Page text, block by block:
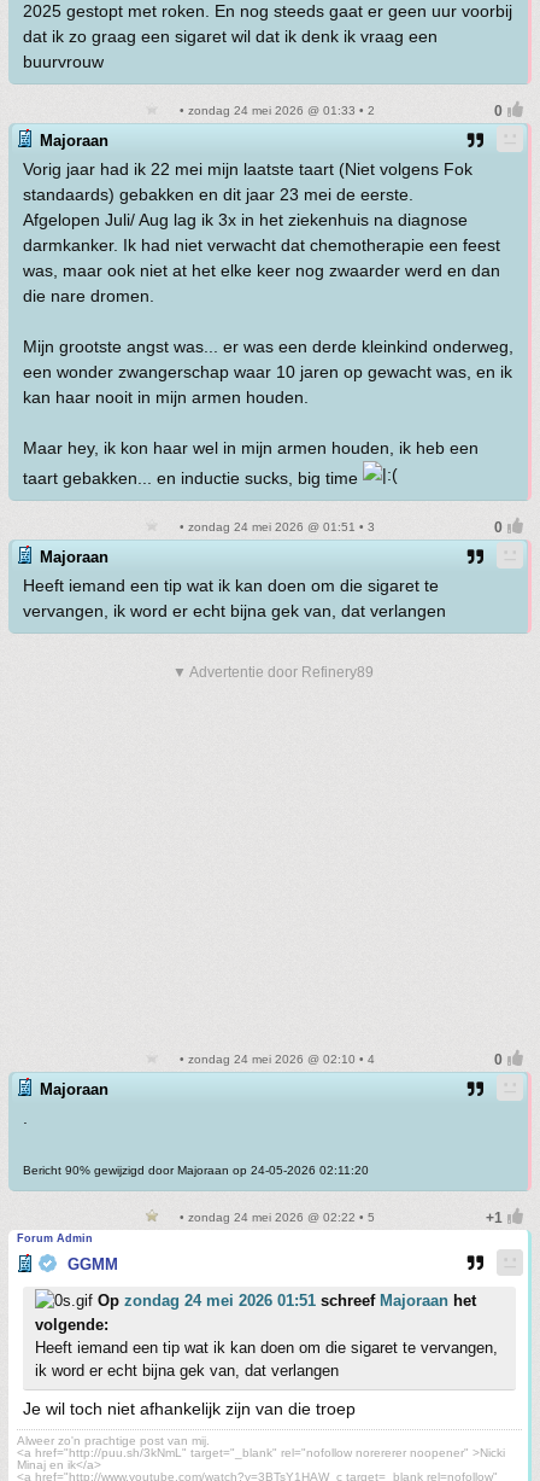
2025 gestopt met roken. En nog steeds gaat er geen uur voorbij
dat ik zo graag een sigaret wil dat ik denk ik vraag een
buurvrouw
• zondag 24 mei 2026 @ 01:33 • 2
Majoraan
Vorig jaar had ik 22 mei mijn laatste taart (Niet volgens Fok
standaards) gebakken en dit jaar 23 mei de eerste.
Afgelopen Juli/ Aug lag ik 3x in het ziekenhuis na diagnose
darmkanker. Ik had niet verwacht dat chemotherapie een feest
was, maar ook niet at het elke keer nog zwaarder werd en dan
die nare dromen.
Mijn grootste angst was... er was een derde kleinkind onderweg,
een wonder zwangerschap waar 10 jaren op gewacht was, en ik
kan haar nooit in mijn armen houden.
Maar hey, ik kon haar wel in mijn armen houden, ik heb een
taart gebakken... en inductie sucks, big time
• zondag 24 mei 2026 @ 01:51 • 3
Majoraan
Heeft iemand een tip wat ik kan doen om die sigaret te
vervangen, ik word er echt bijna gek van, dat verlangen
▼ Advertentie door Refinery89
• zondag 24 mei 2026 @ 02:10 • 4
Majoraan
Bericht 90% gewijzigd door Majoraan op 24-05-2026 02:11:20
• zondag 24 mei 2026 @ 02:22 • 5
Forum Admin
GGMM
Op zondag 24 mei 2026 01:51 schreef Majoraan het
volgende:
Heeft iemand een tip wat ik kan doen om die sigaret te vervangen,
ik word er echt bijna gek van, dat verlangen
Je wil toch niet afhankelijk zijn van die troep
Alweer zo'n prachtige post van mij.
<a href="http://puu.sh/3kNmL" target="_blank" rel="nofollow norererer noopener" >Nicki
Minaj en ik</a>
<a href="http://www.youtube.com/watch?v=3BTsY1HAW_c target=_blank rel=nofollow"